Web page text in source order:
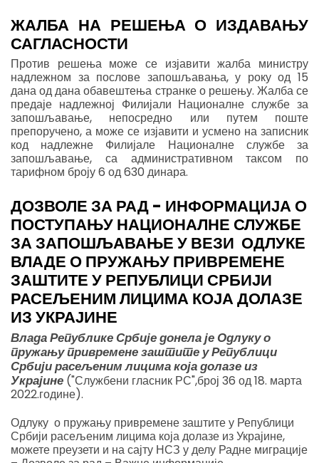
ЖАЛБА НА РЕШЕЊА О ИЗДАВАЊУ
САГЛАСНОСТИ
Против решења може се изјавити жалба министру
надлежном за послове запошљавања, у року од 15
дана од дана обавештења странке о решењу. Жалба се
предаје надлежној Филијали Националне службе за
запошљавање, непосредно или путем поште
препоручено, а може се изјавити и усмено на записник
код надлежне Филијале Националне службе за
запошљавање, са административном таксом по
тарифном броју 6 од 630 динара.
ДОЗВОЛЕ ЗА РАД - ИНФОРМАЦИЈА О
ПОСТУПАЊУ НАЦИОНАЛНЕ СЛУЖБЕ
ЗА ЗАПОШЉАВАЊЕ У ВЕЗИ ОДЛУКЕ
ВЛАДЕ О ПРУЖАЊУ ПРИВРЕМЕНЕ
ЗАШТИТЕ У РЕПУБЛИЦИ СРБИЈИ
РАСЕЉЕНИМ ЛИЦИМА КОЈА ДОЛАЗЕ
ИЗ УКРАЈИНЕ
Влада Републике Србије донела је Одлуку о
пружању привремене заштите у Републици
Србији расељеним лицима која долазе из
Украјине ("Службени гласник РС",број 36 од 18. марта
2022.године).
Одлуку о пружању привремене заштите у Републици
Србији расељеним лицима која долазе из Украјине,
можете преузети и на сајту НСЗ у делу Радне миграције